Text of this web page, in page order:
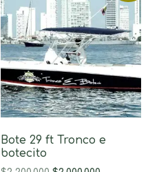
Bote 29 ft Tronco e
botecito